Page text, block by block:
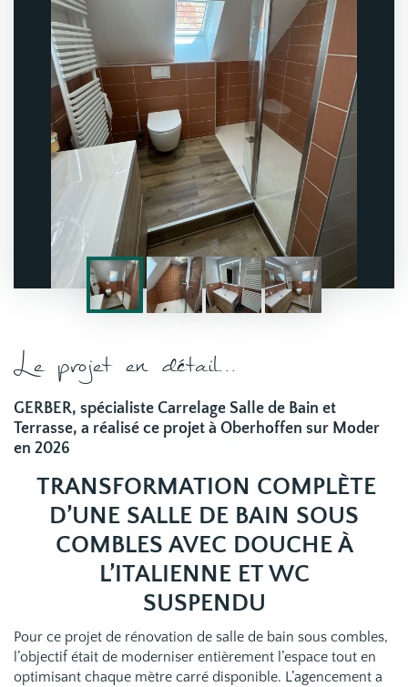
Le projet en détail...
GERBER, spécialiste Carrelage Salle de Bain et
Terrasse, a réalisé ce projet à Oberhoffen sur Moder
en 2026
TRANSFORMATION COMPLÈTE
D’UNE SALLE DE BAIN SOUS
COMBLES AVEC DOUCHE À
L’ITALIENNE ET WC
SUSPENDU
Pour ce projet de rénovation de salle de bain sous combles,
l’objectif était de moderniser entièrement l’espace tout en
optimisant chaque mètre carré disponible. L’agencement a